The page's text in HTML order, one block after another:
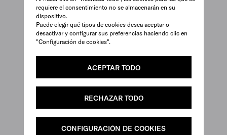
requiere el consentimiento no se almacenarán en su
dispositivo.
Puede elegir qué tipos de cookies desea aceptar o
desactivar y configurar sus preferencias haciendo clic en
"Configuración de cookies".
ACEPTAR TODO
RECHAZAR TODO
CONFIGURACIÓN DE COOKIES